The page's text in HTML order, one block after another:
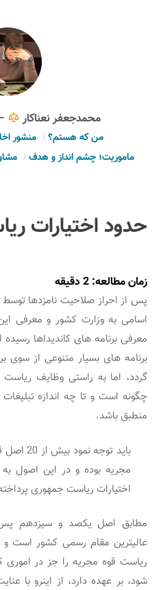
محمدجعفر نعناکار
من که هستم؟ منشور
ماموریت؛ چشم انداز و هدف
حدود اختیارات
زمان مطالعه: 2 دقیقه
پس از احراز صلاحیت نامزدها توسط
اسامی به وزارت کشور و معرفی این
معرفی برنامه های کاندیداها
برنامه های بسیار متنوعی از
گردد، اما به راستی وظایف
چگونه است و تا چه اندازه تبلیغات
منطبق باشد.
باید
مجریه بوده و در این اصول
اختیارات ریاست جمهوری
مطابق اصل‏ یکصد و سیزدهم
عالیترین‏ مقام‏ رسمی‏ کشور است‏
ریاست‏ قوه‏ مجریه‏ را جز در
شود، بر عهده‏ دارد، از اینرو با